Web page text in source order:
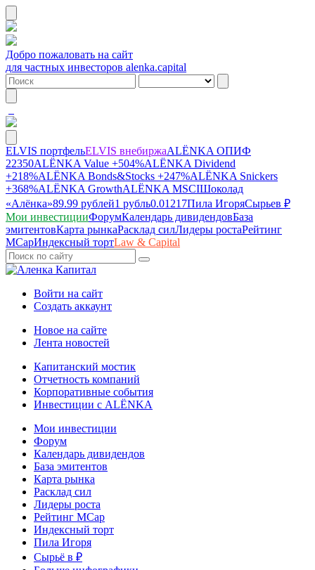
Добро пожаловать на сайт
для частных инвесторов alenka.capital
ELVIS портфельELVIS внебиржаALЁNKA ОПИФ
22350ALЁNKA Value +504%ALЁNKA Dividend
+218%ALЁNKA Bonds&Stocks +247%ALЁNKA Snickers
+368%ALЁNKA GrowthALЁNKA MSCIШоколад
«Алёнка»89.99 рублей1 рубль0.01217Пила ИгоряСырьев ₽
Мои инвестицииФорумКалендарь дивидендовБаза
эмитентовКарта рынкаРасклад силЛидеры ростаРейтинг
MCapИндексный тортLaw & Capital
Войти на сайт
Создать аккаунт
Новое на сайте
Лента новостей
Капитанский мостик
Отчетность компаний
Корпоративные события
Инвестиции с ALЁNKA
Мои инвестиции
Форум
Календарь дивидендов
База эмитентов
Карта рынка
Расклад сил
Лидеры роста
Рейтинг MCap
Индексный торт
Пила Игоря
Сырьё в ₽